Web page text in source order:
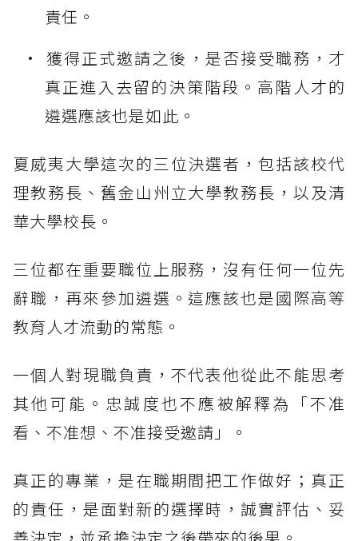
責任。
獲得正式邀請之後，是否接受職務，才
真正進入去留的決策階段。高階人才的
遴選應該也是如此。
夏威夷大學這次的三位決選者，包括該校代
理教務長、舊金山州立大學教務長，以及清
華大學校長。
三位都在重要職位上服務，沒有任何一位先
辭職，再來參加遴選。這應該也是國際高等
教育人才流動的常態。
一個人對現職負責，不代表他從此不能思考
其他可能。忠誠度也不應被解釋為「不准
看、不准想、不准接受邀請」。
真正的專業，是在職期間把工作做好；真正
的責任，是面對新的選擇時，誠實評估、妥